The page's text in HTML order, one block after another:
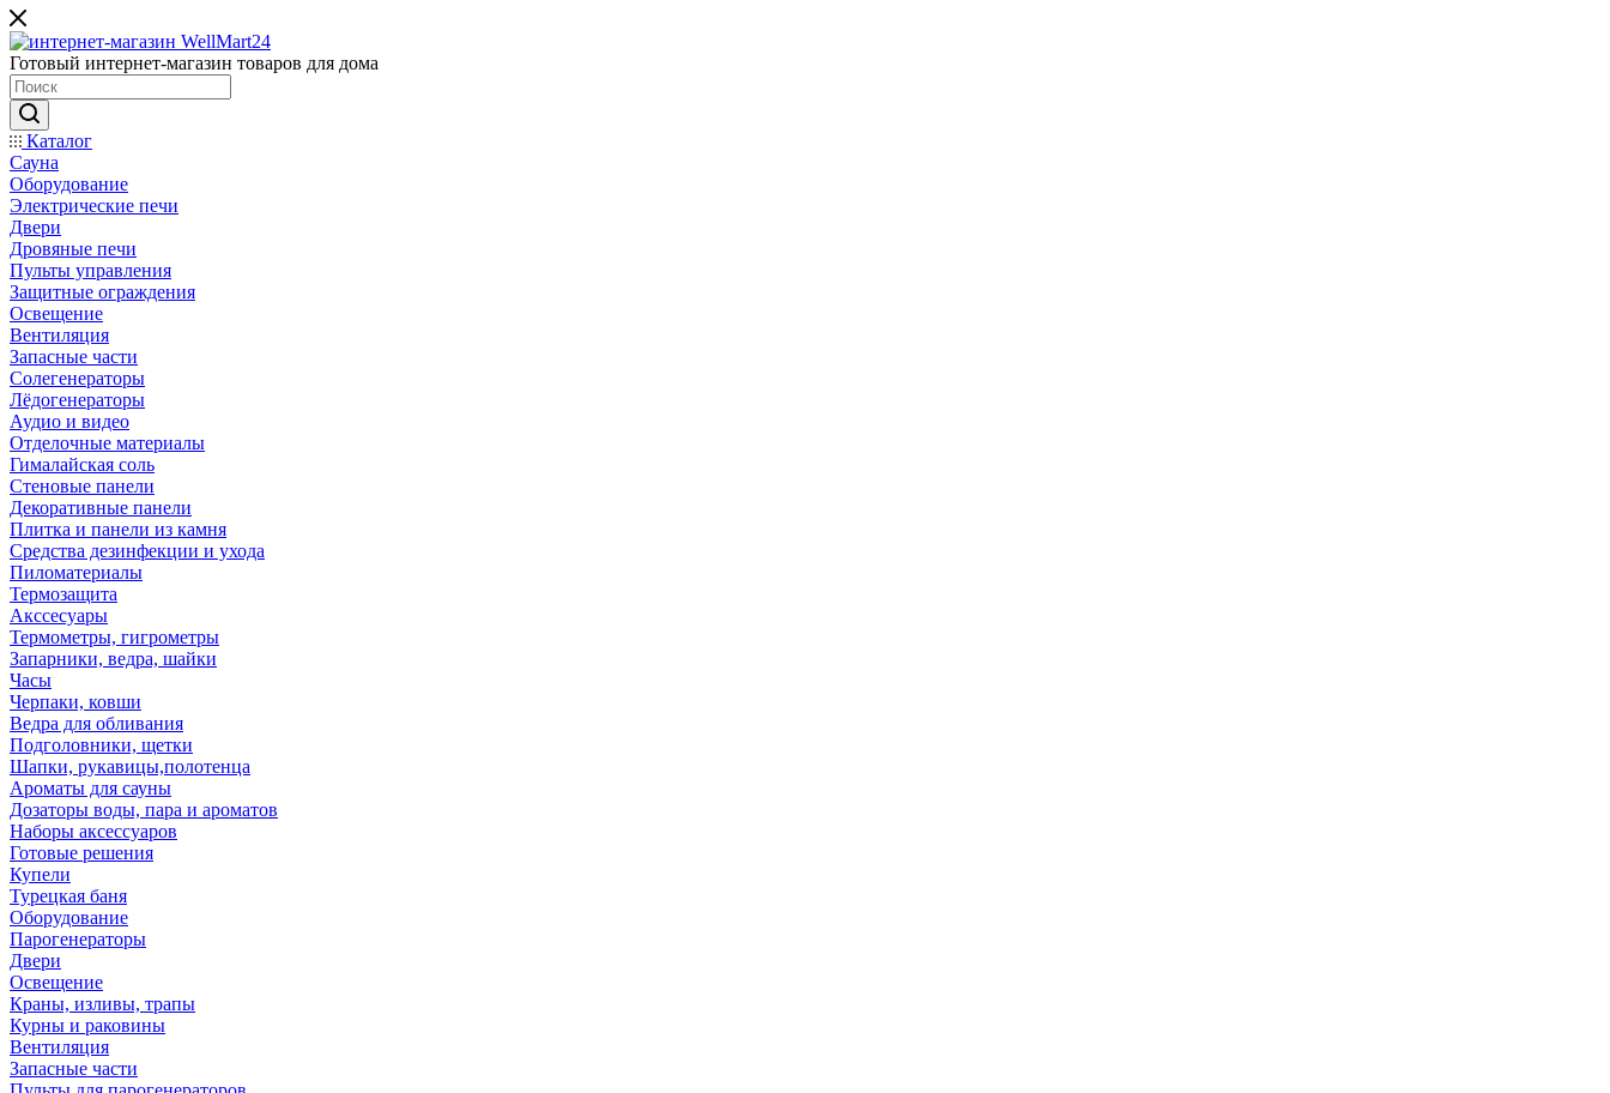
Готовый интернет-магазин товаров для дома
Каталог
Сауна
Оборудование
Электрические печи
Двери
Дровяные печи
Пульты управления
Защитные ограждения
Освещение
Вентиляция
Запасные части
Солегенераторы
Лёдогенераторы
Аудио и видео
Отделочные материалы
Гималайская соль
Стеновые панели
Декоративные панели
Плитка и панели из камня
Средства дезинфекции и ухода
Пиломатериалы
Термозащита
Аксcесуары
Термометры, гигрометры
Запарники, ведра, шайки
Часы
Черпаки, ковши
Ведра для обливания
Подголовники, щетки
Шапки, рукавицы,полотенца
Ароматы для сауны
Дозаторы воды, пара и ароматов
Наборы аксессуаров
Готовые решения
Купели
Турецкая баня
Оборудование
Парогенераторы
Двери
Освещение
Краны, изливы, трапы
Курны и раковины
Вентиляция
Запасные части